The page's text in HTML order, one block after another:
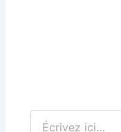
Écrivez
ici…